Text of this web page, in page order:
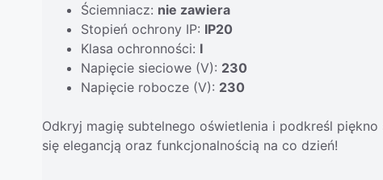
Ściemniacz: nie zawiera
Stopień ochrony IP: IP20
Klasa ochronności: I
Napięcie sieciowe (V): 230
Napięcie robocze (V): 230
Odkryj magię subtelnego oświetlenia i podkreśl
się elegancją oraz funkcjonalnością na co dzień!